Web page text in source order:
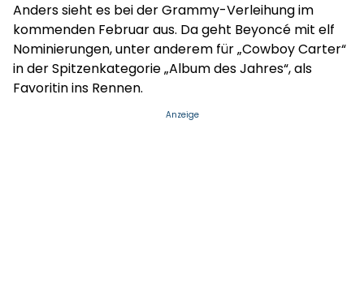
Anders sieht es bei der Grammy-Verleihung im
kommenden Februar aus. Da geht Beyoncé mit elf
Nominierungen, unter anderem für „Cowboy Carter“
in der Spitzenkategorie „Album des Jahres“, als
Favoritin ins Rennen.
Anzeige